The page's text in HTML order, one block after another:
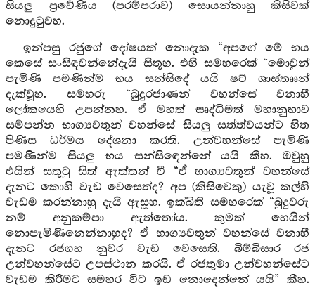
සියලු ප්‍රවේණිය (පරම්පරාව) සොයන්නාහු කිසිවක්
නොදුටුවහ.
ඉන්පසු රජුගේ දෝෂයක් නොදැක “අපගේ මේ භය
කෙසේ සංසිඳවන්නේදැයි සිතූහ. එහි සමහරෙක් “මොවුන්
පැමිණි පමණින්ම භය සන්සිදේ යයි ෂට් ශාස්තෲන්
දැක්වූහ. සමහරු “බුදුරජාණන් වහන්සේ වනාහී
ලෝකයෙහි උපන්නහ. ඒ මහත් සෘද්ධිමත් මහානුභාව
සම්පන්න භාග්‍යවතුන් වහන්සේ සියලු සත්ත්වයන්ට හිත
පිණිස ධර්මය දේශනා කරති. උන්වහන්සේ පැමිණි
පමණින්ම සියලු භය සන්සිඳෙන්නේ යයි කීහ. ඔවුහු
එයින් සතුටු සිත් ඇත්තන් වී “ඒ භාග්‍යවතුන් වහන්සේ
දැනට කොහි වැඩ වෙසෙත්ද? අප (කිසිවෙකු) යැවූ කල්හි
වැඩම කරන්නාහු දැයි ඇසූහ. ඉක්බිති සමහරෙක් “බුදුවරු
නම් අනුකම්පා ඇත්තෝය. කුමක් හෙයින්
නොපැමිණිනෙන්නාහුද? ඒ භාග්‍යවතුන් වහන්සේ වනාහී
දැනට රජගහ නුවර වැඩ වෙසෙති. බිම්බිසාර රජ
උන්වහන්සේට උපස්ථාන කරයි. ඒ රජතුමා උන්වහන්සේට
වැඩම කිරීමට සමහර විට ඉඩ නොදෙන්නේ යයි” කීහ.